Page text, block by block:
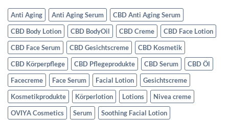
Anti Aging Anti Aging Serum
CBD Anti Aging Serum
CBD Body Lotion
CBD BodyOil CBD Creme
CBD Face Lotion
CBD Face Serum
CBD Gesichtscreme
CBD Kosmetik
CBD Körperpflege
CBD Pflegeprodukte CBD Serum
CBD Öl
Facecreme
Face Serum Facial Lotion
Gesichtscreme
Kosmetikprodukte
Körperlotion Lotions
Nivea creme
OVIYA Cosmetics
Serum Soothing Facial Lotion